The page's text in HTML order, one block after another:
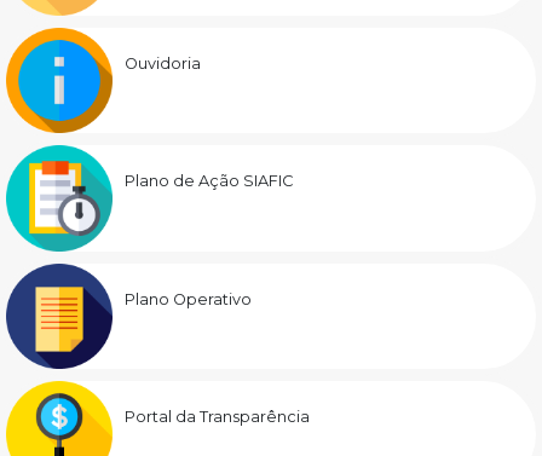
Ouvidoria
Plano de Ação SIAFIC
Plano Operativo
Portal da Transparência